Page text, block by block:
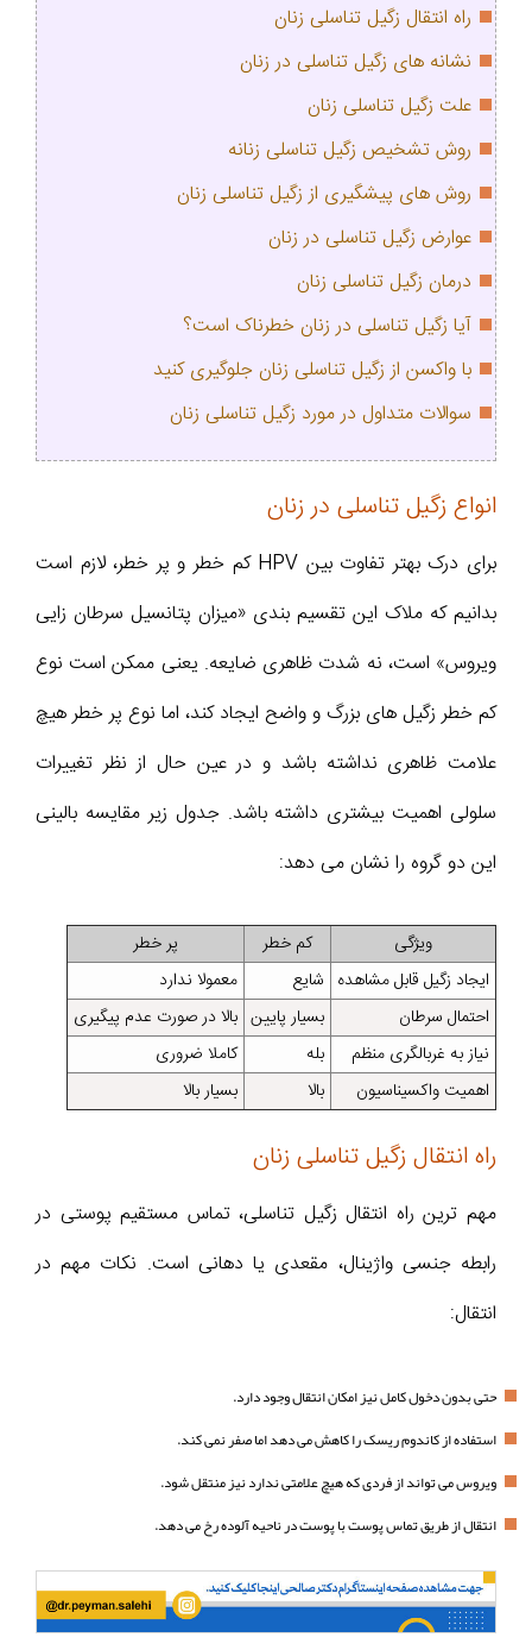
راه انتقال زگیل تناسلی زنان
نشانه های زگیل تناسلی در زنان
علت زگیل تناسلی زنان
روش تشخیص زگیل تناسلی زنانه
روش های پیشگیری از زگیل تناسلی زنان
عوارض زگیل تناسلی در زنان
درمان زگیل تناسلی زنان
آیا زگیل تناسلی در زنان خطرناک است؟
با واکسن از زگیل تناسلی زنان جلوگیری کنید
سوالات متداول در مورد زگیل تناسلی زنان
انواع زگیل تناسلی در زنان
برای درک بهتر تفاوت بین HPV کم خطر و پر خطر، لازم است
بدانیم که ملاک این تقسیم بندی «میزان پتانسیل سرطان زایی
ویروس» است، نه شدت ظاهری ضایعه. یعنی ممکن است نوع
کم خطر زگیل های بزرگ و واضح ایجاد کند، اما نوع پر خطر هیچ
علامت ظاهری نداشته باشد و در عین حال از نظر تغییرات
سلولی اهمیت بیشتری داشته باشد. جدول زیر مقایسه بالینی
این دو گروه را نشان می دهد:
ویژگی کم خطر
پر خطر
ایجاد زگیل قابل مشاهده شایع
معمولا ندارد
احتمال سرطان
بسیار پایین بالا در صورت عدم پیگیری
نیاز به غربالگری منظم
بله
کاملا ضروری
اهمیت واکسیناسیون
بالا بسیار بالا
راه انتقال زگیل تناسلی زنان
مهم ترین راه انتقال زگیل تناسلی، تماس مستقیم پوستی در
رابطه جنسی واژینال، مقعدی یا دهانی است. نکات مهم در
انتقال:
حتی بدون دخول کامل نیز امکان انتقال وجود دارد.
استفاده از کاندوم ریسک را کاهش می دهد اما صفر نمی کند.
ویروس می تواند از فردی که هیچ علامتی ندارد نیز منتقل شود.
انتقال از طریق تماس پوست با پوست در ناحیه آلوده رخ می دهد.